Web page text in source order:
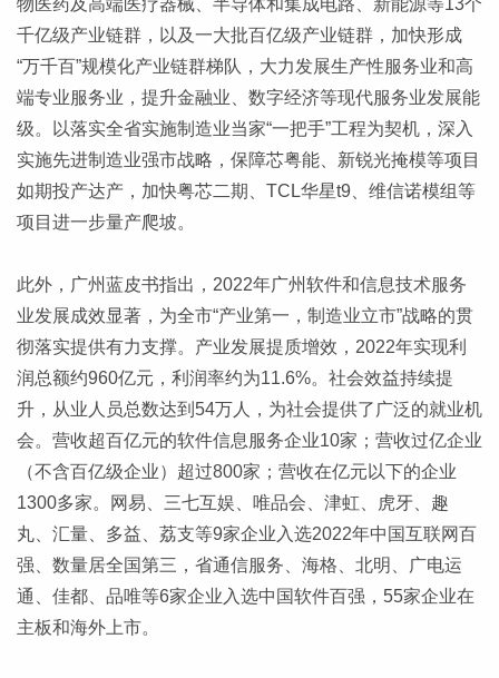
物医药及高端医疗器械、半导体和集成电路、新能源等13个
千亿级产业链群，以及一大批百亿级产业链群，加快形成
“万千百”规模化产业链群梯队，大力发展生产性服务业和高
端专业服务业，提升金融业、数字经济等现代服务业发展能
级。以落实全省实施制造业当家“一把手”工程为契机，深入
实施先进制造业强市战略，保障芯粤能、新锐光掩模等项目
如期投产达产，加快粤芯二期、TCL华星t9、维信诺模组等
项目进一步量产爬坡。
此外，广州蓝皮书指出，2022年广州软件和信息技术服务
业发展成效显著，为全市“产业第一，制造业立市”战略的贯
彻落实提供有力支撑。产业发展提质增效，2022年实现利
润总额约960亿元，利润率约为11.6%。社会效益持续提
升，从业人员总数达到54万人，为社会提供了广泛的就业机
会。营收超百亿元的软件信息服务企业10家；营收过亿企业
（不含百亿级企业）超过800家；营收在亿元以下的企业
1300多家。网易、三七互娱、唯品会、津虹、虎牙、趣
丸、汇量、多益、荔支等9家企业入选2022年中国互联网百
强、数量居全国第三，省通信服务、海格、北明、广电运
通、佳都、品唯等6家企业入选中国软件百强，55家企业在
主板和海外上市。